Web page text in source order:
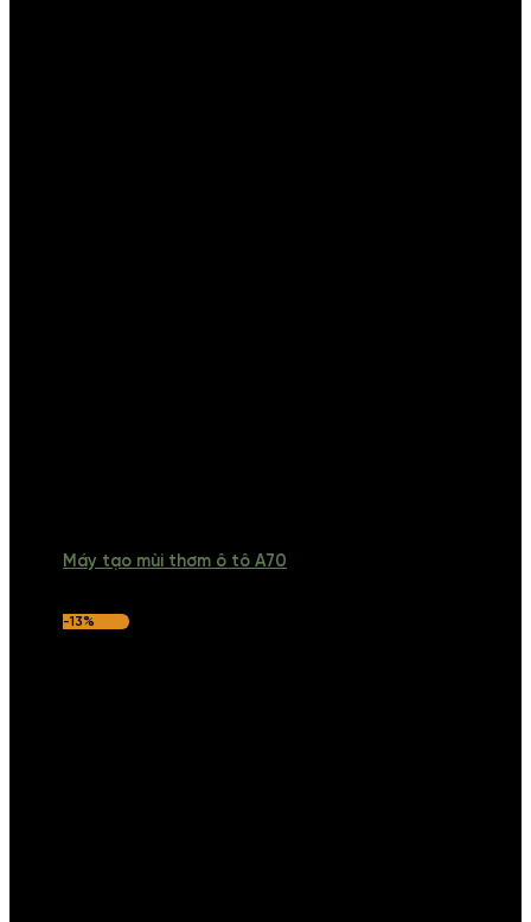
Máy tạo mùi thơm ô tô A70
-13%